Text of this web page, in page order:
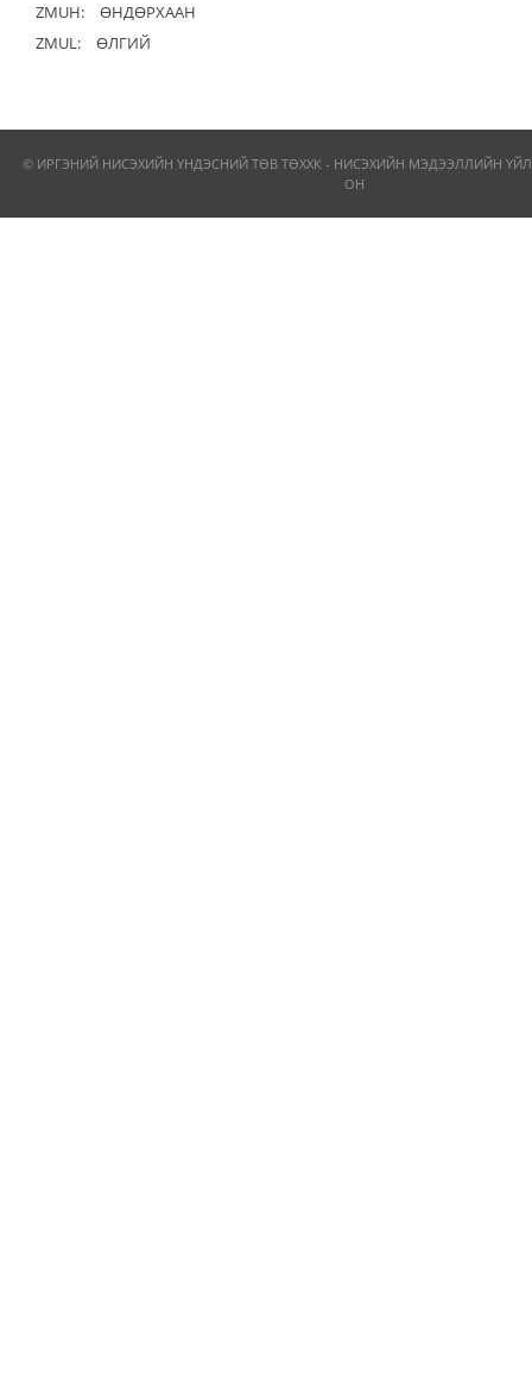
ZMUH:
ӨНДӨРХААН
ZMUL:
ӨЛГИЙ
© ИРГЭНИЙ НИСЭХИЙН ҮНДЭСНИЙ ТӨВ ТӨХХК - НИСЭХИЙН МЭДЭЭЛЛИЙН
ОН